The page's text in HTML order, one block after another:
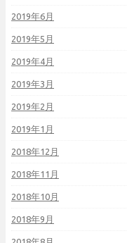
2019年6月
2019年5月
2019年4月
2019年3月
2019年2月
2019年1月
2018年12月
2018年11月
2018年10月
2018年9月